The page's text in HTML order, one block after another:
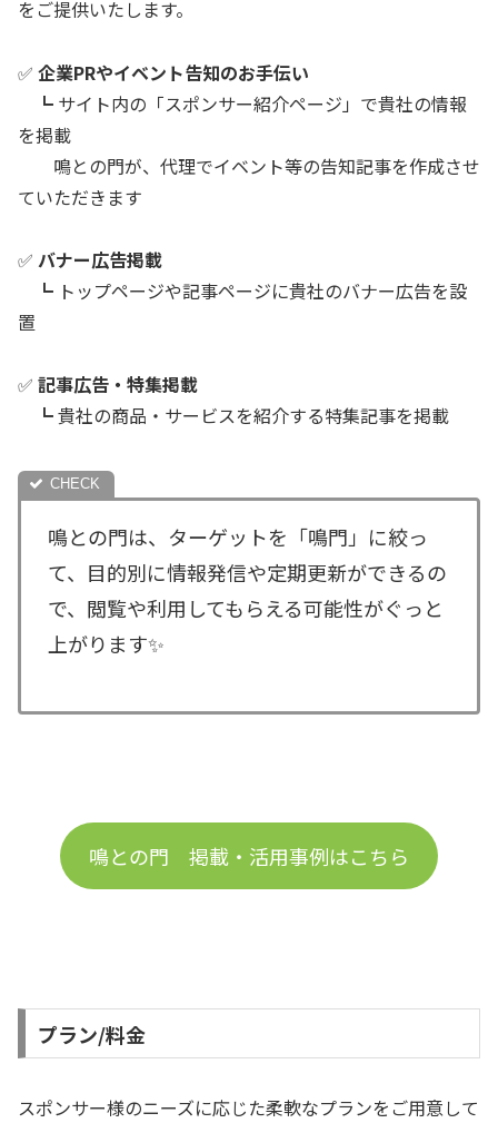
をご提供いたします。
✅ 企業PRやイベント告知のお手伝い
┗ サイト内の「スポンサー紹介ページ」で貴社の情報
を掲載
鳴との門が、代理でイベント等の告知記事を作成させ
ていただきます
✅ バナー広告掲載
┗ トップページや記事ページに貴社のバナー広告を設
置
✅ 記事広告・特集掲載
┗ 貴社の商品・サービスを紹介する特集記事を掲載
鳴との門は、ターゲットを「鳴門」に絞っ
て、目的別に情報発信や定期更新ができるの
で、閲覧や利用してもらえる可能性がぐっと
上がります✨
鳴との門 掲載・活用事例はこちら
プラン/料金
スポンサー様のニーズに応じた柔軟なプランをご用意して